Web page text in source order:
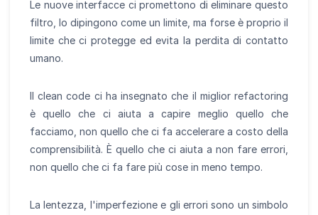
Le nuove interfacce ci promettono di eliminare questo
filtro, lo dipingono come un limite, ma forse è proprio il
limite che ci protegge ed evita la perdita di contatto
umano.
Il clean code ci ha insegnato che il miglior refactoring
è quello che ci aiuta a capire meglio quello che
facciamo, non quello che ci fa accelerare a costo della
comprensibilità. È quello che ci aiuta a non fare errori,
non quello che ci fa fare più cose in meno tempo.
La lentezza, l'imperfezione e gli errori sono un simbolo